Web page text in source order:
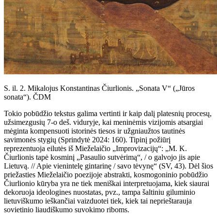
S. il. 2. Mikalojus Konstantinas Čiurlionis. „Sonata V“ („Jūros
sonata“). ČDM
Tokio pobūdžio tekstus galima vertinti ir kaip dalį platesnių procesų,
užsimezgusių 7-o deš. viduryje, kai meninėmis vizijomis atsargiai
mėginta kompensuoti istorinės tiesos ir užgniaužtos tautinės
savimonės stygių (Sprindytė 2024: 160). Tipinį požiūrį
reprezentuoja eilutės iš Mieželaičio „Improvizacijų“: „M. K.
Čiurlionis tapė kosminį „Pasaulio sutvėrimą“, / o galvojo jis apie
Lietuvą. // Apie vienintelę gintarinę / savo tėvynę“ (SV, 43). Dėl šios
priežasties Mieželaičio poezijoje abstrakti, kosmogoninio pobūdžio
Čiurlionio kūryba yra ne tiek meniškai interpretuojama, kiek siaurai
dekoruoja ideologines nuostatas, pvz., tampa šaltiniu giluminio
lietuviškumo ieškančiai vaizduotei tiek, kiek tai neprieštarauja
sovietinio liaudiškumo suvokimo riboms.